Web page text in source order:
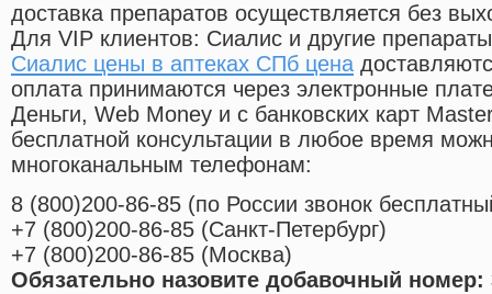
доставка препаратов осуществляется без
Для VIP клиентов: Сиалис и другие
Сиалис цены в аптеках СПб цена
оплата принимаются через электронные
Деньги, Web Money и с банковских карт
бесплатной консультации в любое время
многоканальным телефонам:
8 (800)200-86-85 (по России звонок
+7 (800)200-86-85 (Санкт-Петербург)
+7 (800)200-86-85 (Москва)
Обязательно назовите добавочный номер: